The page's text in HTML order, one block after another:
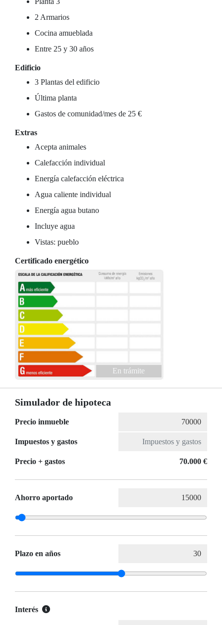
2 Armarios
Cocina amueblada
Entre 25 y 30 años
Edificio
3 Plantas del edificio
Última planta
Gastos de comunidad/mes de 25 €
Extras
Acepta animales
Calefacción individual
Energía calefacción eléctrica
Agua caliente individual
Energía agua butano
Incluye agua
Vistas: pueblo
Certificado energético
En trámite
Simulador de hipoteca
Precio inmueble
Impuestos y gastos
Precio + gastos 70.000 €
Ahorro aportado
Plazo en años
Interés